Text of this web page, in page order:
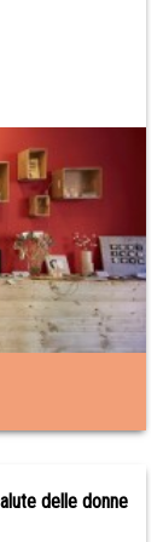
delle donne